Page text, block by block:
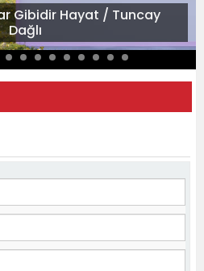
Gibidir Hayat / Tuncay
Dağlı